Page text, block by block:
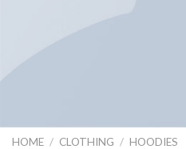
HOME / CLOTHING / HOODIES